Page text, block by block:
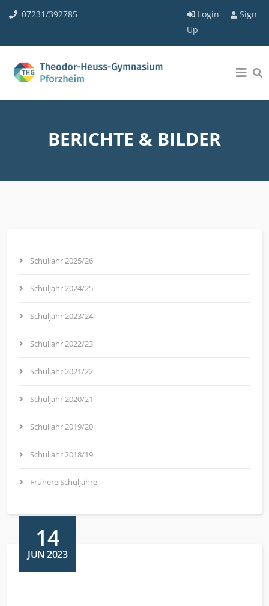
07231/392785 Login
Sign
Up
BERICHTE & BILDER
Schuljahr 2025/26
Schuljahr 2024/25
Schuljahr 2023/24
Schuljahr 2022/23
Schuljahr 2021/22
Schuljahr 2020/21
Schuljahr 2019/20
Schuljahr 2018/19
Frühere Schuljahre
14
JUN 2023